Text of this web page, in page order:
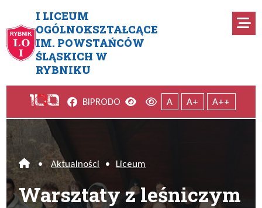
I LICEUM
OGÓLNOKSZTAŁCĄCE
IM. POWSTAŃCÓW
ŚLĄSKICH W
RYBNIKU
Warsztaty z leśniczym
Facebook
BIPRODO Wersja kontrastowa
Wersja domyślna
A A+ A++
Home
• Aktualności • Liceum
Warsztaty z leśniczym